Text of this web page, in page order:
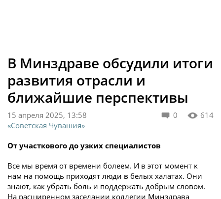
В Минздраве обсудили итоги
развития отрасли и
ближайшие перспективы
0 614
15 апреля 2025, 13:58
«Советская Чувашия»
От участкового до узких специалистов
Все мы время от времени болеем. И в этот момент к
нам на помощь приходят люди в белых халатах. Они
знают, как убрать боль и поддержать добрым словом.
На расширенном заседании коллегии Минздрава